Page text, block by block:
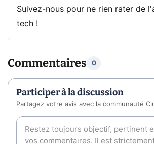
Suivez-nous pour ne rien rater de
tech !
Commentaires 0
Participer à la discussion
Partagez votre avis avec la communauté